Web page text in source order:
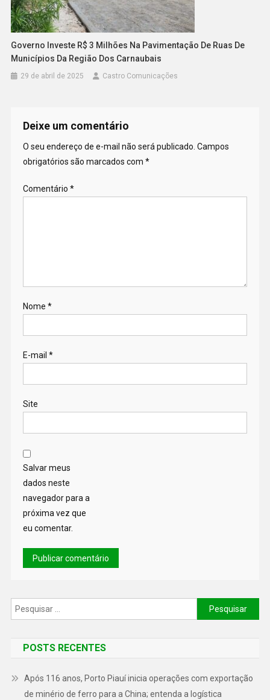
Governo Investe R$ 3 Milhões Na Pavimentação De Ruas De
Municípios Da Região Dos Carnaubais
29 de abril de 2025 Castro Comunicações
Deixe um comentário
O seu endereço de e-mail não será publicado. Campos
obrigatórios são marcados com *
Comentário *
Nome *
E-mail *
Site
Salvar meus
dados neste
navegador para a
próxima vez que
eu comentar.
POSTS RECENTES
Após 116 anos, Porto Piauí inicia operações com exportação
de minério de ferro para a China; entenda a logística